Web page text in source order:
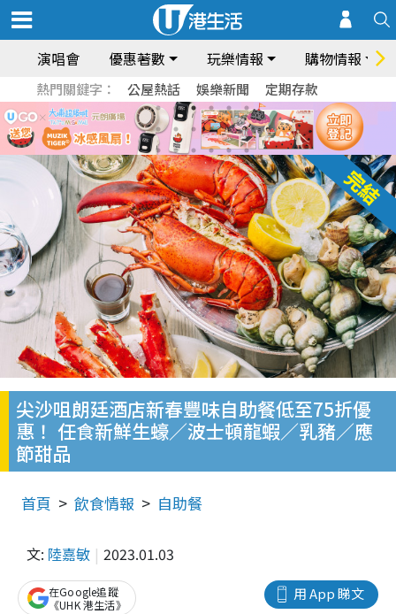
演唱會 優惠著數 玩樂情報 購物情報
熱門關鍵字： 公屋熱話 娛樂新聞 定期存款
尖沙咀朗廷酒店新春豐味自助餐低至75折優
惠！ 任食新鮮生蠔／波士頓龍蝦／乳豬／應
節甜品
首頁 飲食情報 自助餐
文: 陸嘉敏 2023.01.03
用 App 睇文
在Google追蹤
《UHK 港生活》